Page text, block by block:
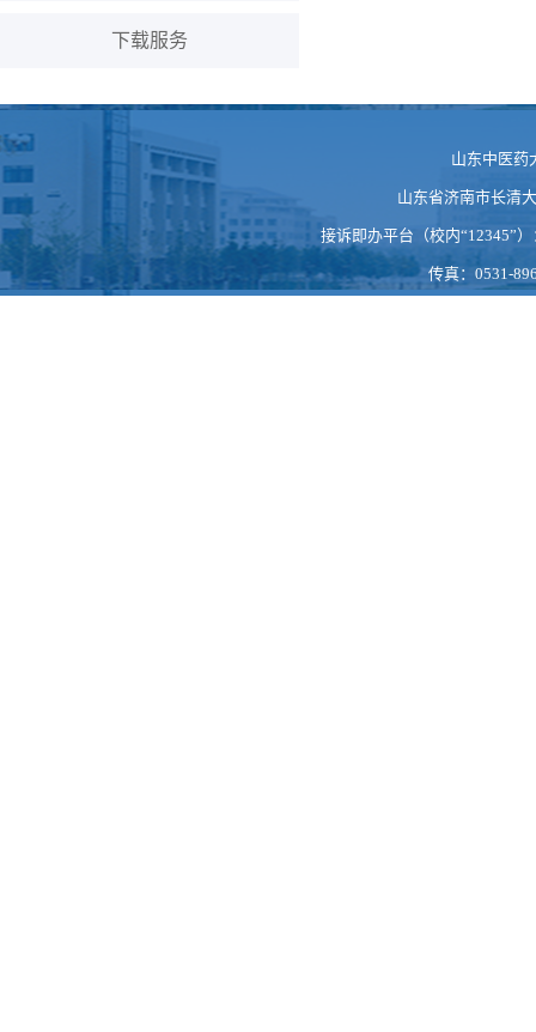
下载服务
山东中医药
山东省济南市长清
接诉即办平台（校内“12345”
传真：0531-